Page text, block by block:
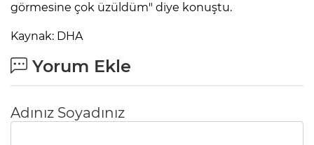
görmesine çok üzüldüm" diye konuştu.
Kaynak: DHA
Yorum Ekle
Adınız Soyadınız